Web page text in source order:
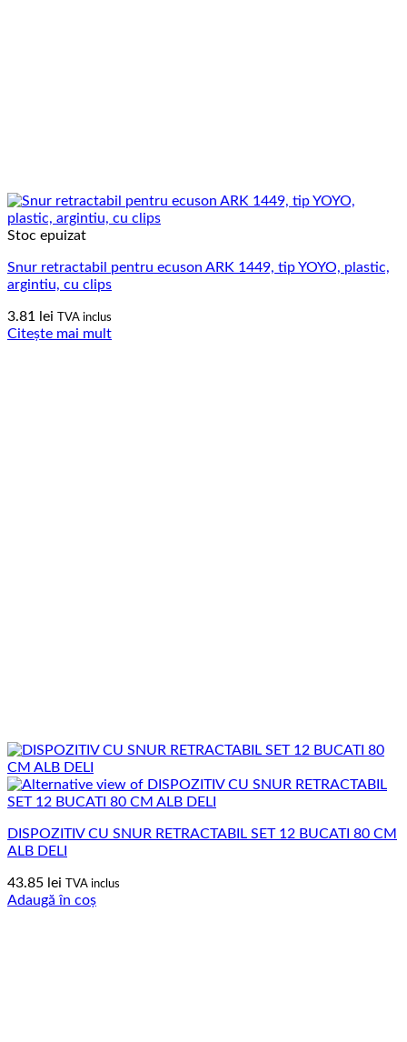
Stoc epuizat
Snur retractabil pentru ecuson ARK 1449, tip YOYO, plastic,
argintiu, cu clips
3.81 lei TVA inclus
Citește mai mult
DISPOZITIV CU SNUR RETRACTABIL SET 12 BUCATI 80 CM
ALB DELI
43.85 lei TVA inclus
Adaugă în coș